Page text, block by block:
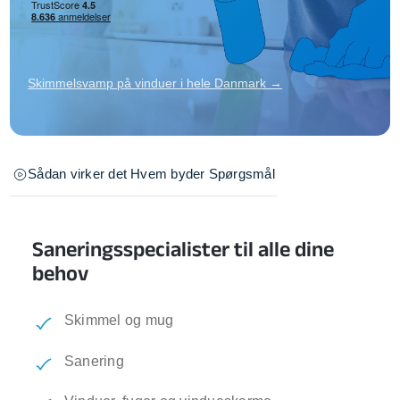
Skimmelsvamp på vinduer i hele Danmark →
Sådan virker det Hvem byder Spørgsmål
Saneringsspecialister til alle dine
behov
Skimmel og mug
Sanering